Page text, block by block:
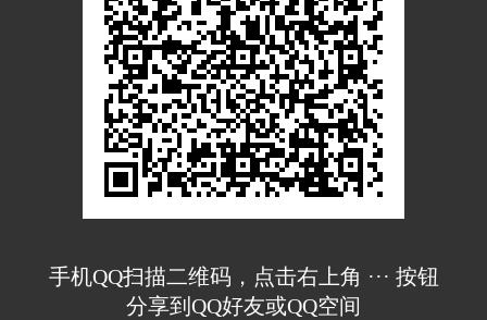
手机QQ扫描二维码，点击右上角 ··· 按钮
分享到QQ好友或QQ空间